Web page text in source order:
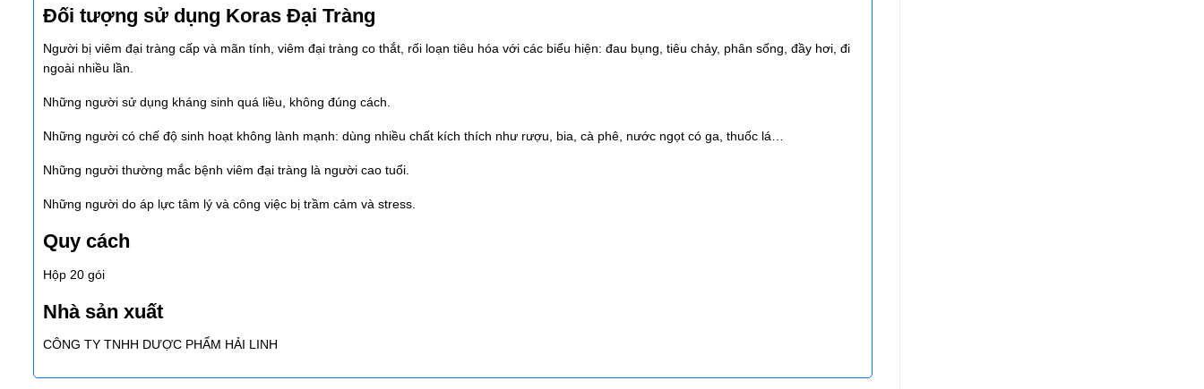
Đối tượng sử dụng Koras Đại Tràng
Người bị viêm đại tràng cấp và mãn tính, viêm đại tràng co thắt, rối loạn tiêu hóa với các biểu hiện: đau bụng, tiêu chảy, phân sống, đầy hơi, đi
ngoài nhiều lần.
Những người sử dụng kháng sinh quá liều, không đúng cách.
Những người có chế độ sinh hoạt không lành mạnh: dùng nhiều chất kích thích như rượu, bia, cà phê, nước ngọt có ga, thuốc lá…
Những người thường mắc bệnh viêm đại tràng là người cao tuổi.
Những người do áp lực tâm lý và công việc bị trầm cảm và stress.
Quy cách
Hộp 20 gói
Nhà sản xuất
CÔNG TY TNHH DƯỢC PHẨM HẢI LINH